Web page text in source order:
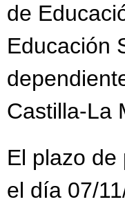
de
Educación
Castilla-La
El plazo
el día 07/